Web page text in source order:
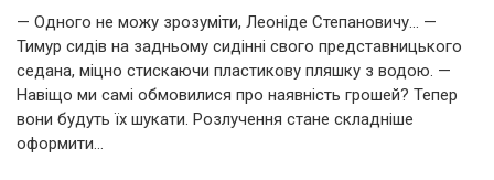
— Одного не можу зрозуміти, Леоніде Степановичу… —
Тимур сидів на задньому сидінні свого представницького
седана, міцно стискаючи пластикову пляшку з водою. —
Навіщо ми самі обмовилися про наявність грошей? Тепер
вони будуть їх шукати. Розлучення стане складніше
оформити…